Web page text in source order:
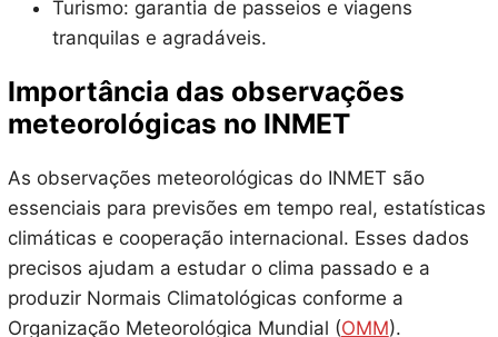
Turismo: garantia de passeios e viagens
tranquilas e agradáveis.
Importância das observações
meteorológicas no INMET
As observações meteorológicas do INMET são
essenciais para previsões em tempo real, estatísticas
climáticas e cooperação internacional. Esses dados
precisos ajudam a estudar o clima passado e a
produzir Normais Climatológicas conforme a
Organização Meteorológica Mundial (OMM).